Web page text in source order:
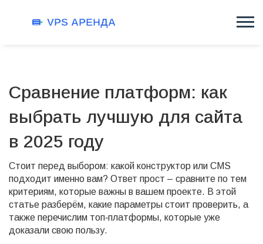
Сравнение платформ: как
выбрать лучшую для сайта
в 2025 году
Стоит перед выбором: какой конструктор или CMS
подходит именно вам? Ответ прост – сравните по тем
критериям, которые важны в вашем проекте. В этой
статье разберём, какие параметры стоит проверить, а
также перечислим топ‑платформы, которые уже
доказали свою пользу.